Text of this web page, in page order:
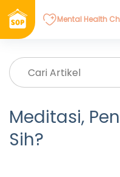
Mental Health
Meditasi,
Sih?